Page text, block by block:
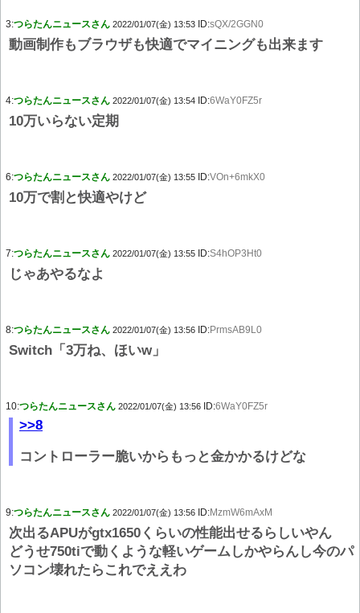
3:つらたんニュースさん 2022/01/07(金) 13:53 ID:sQX/2GGN0
動画制作もブラウザも快適でマイニングも出来ます
4:つらたんニュースさん 2022/01/07(金) 13:54 ID:6WaY0FZ5r
10万いらない定期
6:つらたんニュースさん 2022/01/07(金) 13:55 ID:VOn+6mkX0
10万で割と快適やけど
7:つらたんニュースさん 2022/01/07(金) 13:55 ID:S4hOP3Ht0
じゃあやるなよ
8:つらたんニュースさん 2022/01/07(金) 13:56 ID:PrmsAB9L0
Switch「3万ね、ほいw」
10:つらたんニュースさん 2022/01/07(金) 13:56 ID:6WaY0FZ5r
>>8
コントローラー脆いからもっと金かかるけどな
9:つらたんニュースさん 2022/01/07(金) 13:56 ID:MzmW6mAxM
次出るAPUがgtx1650くらいの性能出せるらしいやん
どうせ750tiで動くような軽いゲームしかやらんし今のパ
ソコン壊れたらこれでええわ